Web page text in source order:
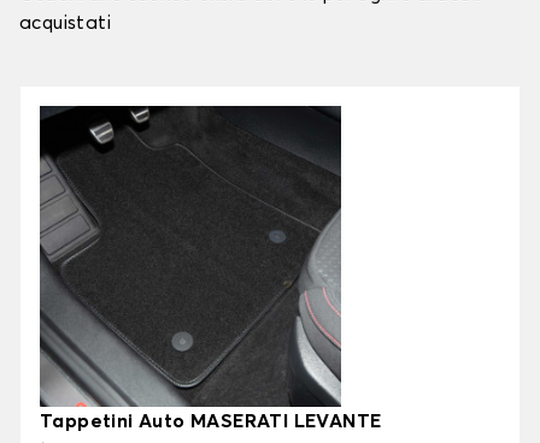
acquistati
Tappetini Auto MASERATI LEVANTE